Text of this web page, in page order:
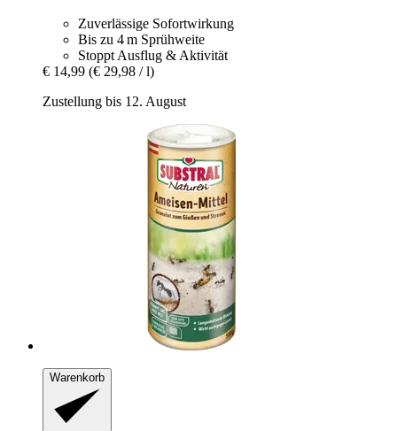
Zuverlässige Sofortwirkung
Bis zu 4 m Sprühweite
Stoppt Ausflug & Aktivität
€ 14,99 (€ 29,98 / l)
Zustellung bis 12. August
Warenkorb